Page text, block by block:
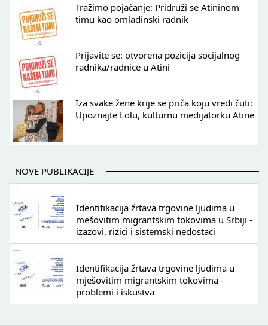
Tražimo pojačanje: Pridruži se Atininom
timu kao omladinski radnik
Prijavite se: otvorena pozicija socijalnog
radnika/radnice u Atini
Iza svake žene krije se priča koju vredi čuti:
Upoznajte Lolu, kulturnu medijatorku Atine
NOVE PUBLIKACIJE
Identifikacija žrtava trgovine ljudima u
mešovitim migrantskim tokovima u Srbiji -
izazovi, rizici i sistemski nedostaci
Identifikacija žrtava trgovine ljudima u
mješovitim migrantskim tokovima -
problemi i iskustva